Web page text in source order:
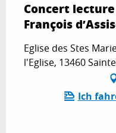
Concert
François
Eglise des Stes
l'Eglise, 13460
Ich